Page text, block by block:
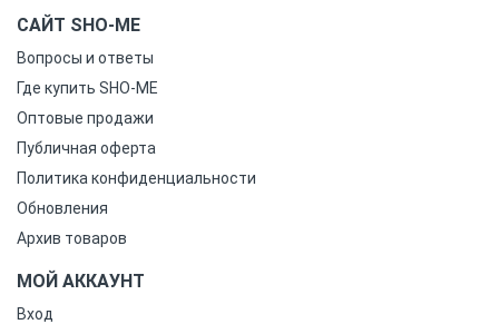
САЙТ SHO-ME
Вопросы и ответы
Где купить SHO-ME
Оптовые продажи
Публичная оферта
Политика конфиденциальности
Обновления
Архив товаров
МОЙ АККАУНТ
Вход